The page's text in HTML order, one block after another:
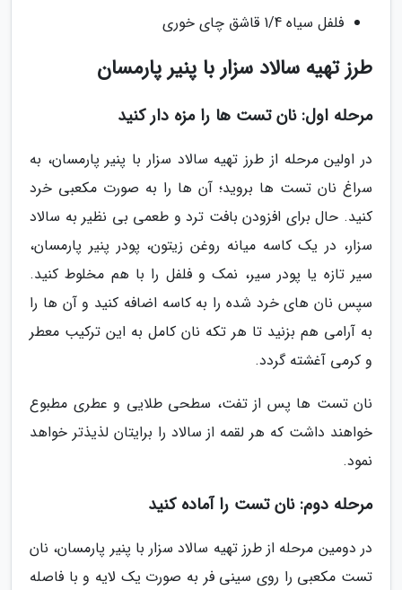
فلفل سیاه 1/4 قاشق چای خوری
طرز تهیه سالاد سزار با پنیر پارمسان
مرحله اول: نان تست ها را مزه دار کنید
در اولین مرحله از طرز تهیه سالاد سزار با پنیر پارمسان، به
سراغ نان تست ها بروید؛ آن ها را به صورت مکعبی خرد
کنید. حال برای افزودن بافت ترد و طعمی بی نظیر به سالاد
سزار، در یک کاسه میانه روغن زیتون، پودر پنیر پارمسان،
سیر تازه یا پودر سیر، نمک و فلفل را با هم مخلوط کنید.
سپس نان های خرد شده را به کاسه اضافه کنید و آن ها را
به آرامی هم بزنید تا هر تکه نان کامل به این ترکیب معطر
و کرمی آغشته گردد.
نان تست ها پس از تفت، سطحی طلایی و عطری مطبوع
خواهند داشت که هر لقمه از سالاد را برایتان لذیذتر خواهد
نمود.
مرحله دوم: نان تست را آماده کنید
در دومین مرحله از طرز تهیه سالاد سزار با پنیر پارمسان، نان
تست مکعبی را روی سینی فر به صورت یک لایه و با فاصله